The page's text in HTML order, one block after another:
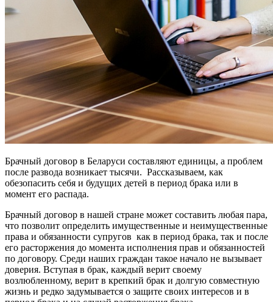
Брачный договор в Беларуси составляют единицы, а проблем
после развода возникает тысячи. Рассказываем, как
обезопасить себя и будущих детей в период брака или в
момент его распада.
Брачный договор в нашей стране может составить любая пара,
что позволит определить имущественные и неимущественные
права и обязанности супругов как в период брака, так и после
его расторжения до момента исполнения прав и обязанностей
по договору. Среди наших граждан такое начало не вызывает
доверия. Вступая в брак, каждый верит своему
возлюбленному, верит в крепкий брак и долгую совместную
жизнь и редко задумывается о защите своих интересов и в